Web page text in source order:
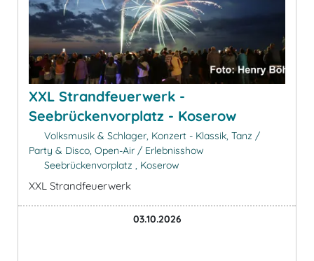
XXL Strandfeuerwerk -
Seebrückenvorplatz - Koserow
Volksmusik & Schlager, Konzert - Klassik, Tanz /
Party & Disco, Open-Air / Erlebnisshow
Seebrückenvorplatz , Koserow
XXL Strandfeuerwerk
03.10.2026